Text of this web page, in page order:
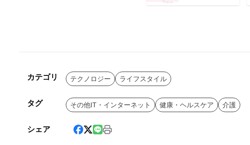
カテゴリ テクノロジー ライフスタイル
タグ その他IT・インターネット 健康・ヘルスケア 介護
シェア